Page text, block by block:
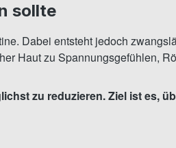
sollte
Dabei entsteht jedoch
Haut zu Spannungsgefühlen,
zu reduzieren. Ziel ist es,